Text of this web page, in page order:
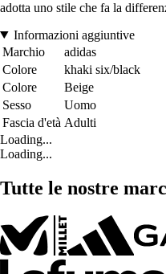
adotta uno stile che fa la
Informazioni aggiuntive
Marchio
adidas
Colore
khaki six/black
Colore
Beige
Sesso
Uomo
Fascia d'età Adulti
Loading...
Loading...
Tutte le nostre